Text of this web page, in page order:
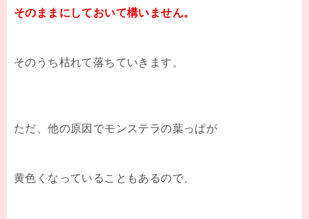
そのままにしておいて構いません。
そのうち枯れて落ちていきます。
ただ、他の原因でモンステラの葉っぱが
黄色くなっていることもあるので、